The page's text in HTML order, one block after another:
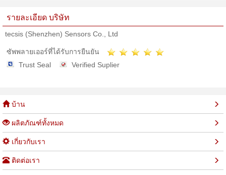
รายละเอียด บริษัท
tecsis (Shenzhen) Sensors Co., Ltd
ซัพพลายเออร์ที่ได้รับการยืนยัน
Trust Seal
Verified Suplier
บ้าน
ผลิตภัณฑ์ทั้งหมด
เกี่ยวกับเรา
ติดต่อเรา